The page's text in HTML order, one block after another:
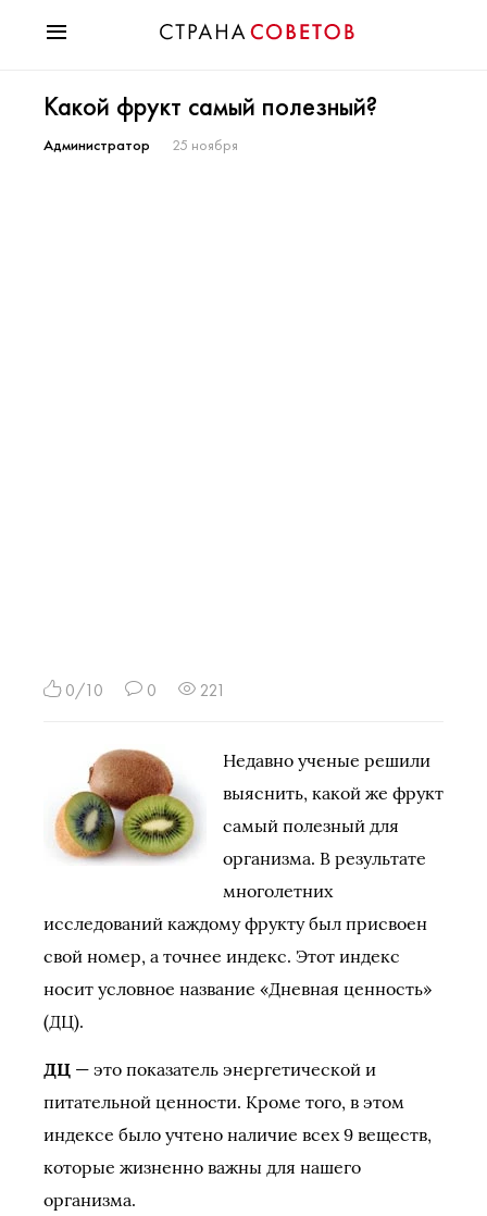
Мода
Звезды
Какой фрукт самый полезный?
Администратор 25 ноября
0/10 0 221
Недавно ученые решили
выяснить, какой же фрукт
самый полезный для
организма. В результате
многолетних
исследований каждому фрукту был присвоен
свой номер, а точнее индекс. Этот индекс
носит условное название «Дневная ценность»
(ДЦ).
ДЦ — это показатель энергетической и
питательной ценности. Кроме того, в этом
индексе было учтено наличие всех 9 веществ,
которые жизненно важны для нашего
организма.